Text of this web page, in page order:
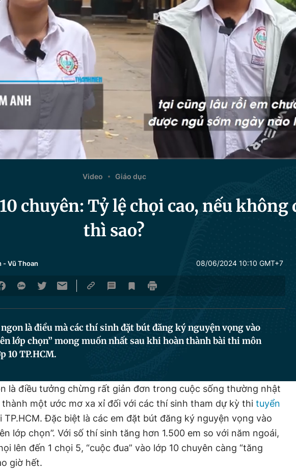
Video Giáo dục
chuyên: Tỷ lệ chọi cao, nếu không
thì sao?
-Vũ Thoan 08/06/2024 10:10 GMT+7
là điều mà các thí sinh đặt bút đăng ký nguyện vọng vào
lớp chọn” mong muốn nhất sau khi hoàn thành bài thi môn
10 TP.HCM.
là điều tưởng chừng rất giản đơn trong cuộc sống thường nhật
một ước mơ xa xỉ đối với các thí sinh tham dự kỳ thi tuyển
TP.HCM. Đặc biệt là các em đặt bút đăng ký nguyện vọng vào
lớp chọn”. Với số thí sinh tăng hơn 1.500 em so với năm ngoái,
lên đến 1 chọi 5, “cuộc đua” vào lớp 10 chuyên càng “tăng
giờ hết.